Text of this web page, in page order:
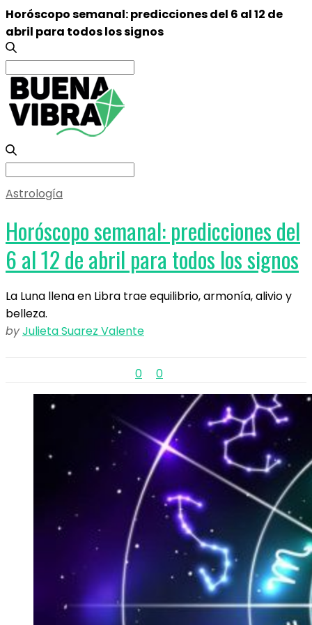
Horóscopo semanal: predicciones del 6 al 12 de
abril para todos los signos
Search
for:
Search
Astrología
Horóscopo semanal: predicciones del
6 al 12 de abril para todos los signos
La Luna llena en Libra trae equilibrio, armonía, alivio y
belleza.
byJulieta Suarez Valente
0 0